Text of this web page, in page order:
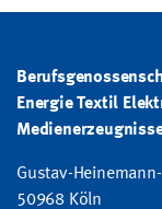
Energie Textil
Gustav-
50968 Köln